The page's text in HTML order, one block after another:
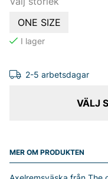
ONE SIZE
2-5 arbetsdagar
VÄLJ
MER OM PRODUKTEN